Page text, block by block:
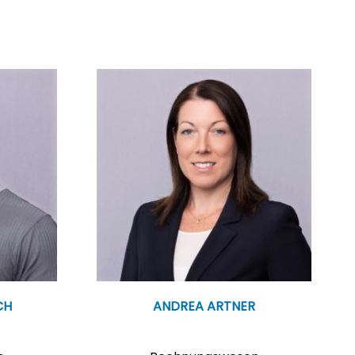
ANDREA ARTNER